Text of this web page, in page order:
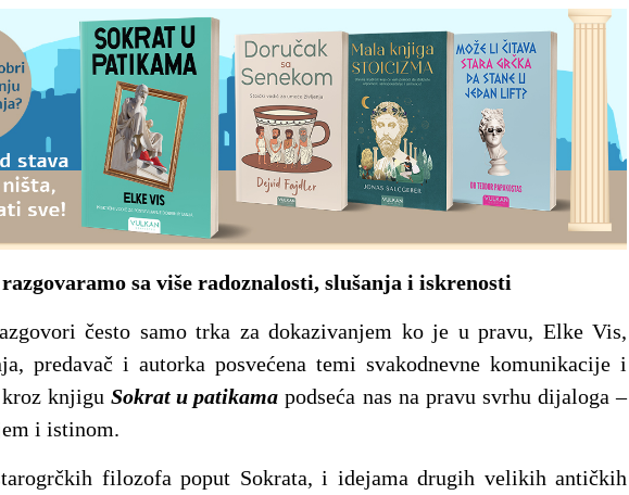
sa više radoznalosti, slušanja i iskrenosti
često samo trka za dokazivanjem ko je u pravu, Elke Vis,
predavač i autorka posvećena temi svakodnevne komunikacije i
kroz knjiguSokrat u patikama podseća nas na pravu svrhu dijaloga –
i istinom.
filozofa poput Sokrata, i idejama drugih velikih antičkih